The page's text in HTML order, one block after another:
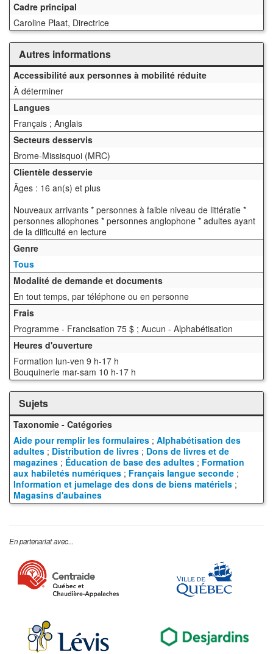
Cadre principal
Caroline Plaat, Directrice
Autres informations
Accessibilité aux personnes à mobilité réduite
À déterminer
Langues
Français ; Anglais
Secteurs desservis
Brome-Missisquoi (MRC)
Clientèle desservie
Âges : 16 an(s) et plus
Nouveaux arrivants * personnes à faible niveau de littératie *
personnes allophones * personnes anglophone * adultes ayant
de la diificulté en lecture
Genre
Tous
Modalité de demande et documents
En tout temps, par téléphone ou en personne
Frais
Programme - Francisation 75 $ ; Aucun - Alphabétisation
Heures d'ouverture
Formation lun-ven 9 h-17 h
Bouquinerie mar-sam 10 h-17 h
Sujets
Taxonomie - Catégories
Aide pour remplir les formulaires ; Alphabétisation des
adultes ; Distribution de livres ; Dons de livres et de
magazines ; Éducation de base des adultes ; Formation
aux habiletés numériques ; Français langue seconde ;
Information et jumelage des dons de biens matériels ;
Magasins d'aubaines
En partenariat avec...